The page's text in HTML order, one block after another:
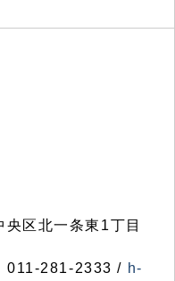
区北一条東1丁目
011-281-2333 / h-